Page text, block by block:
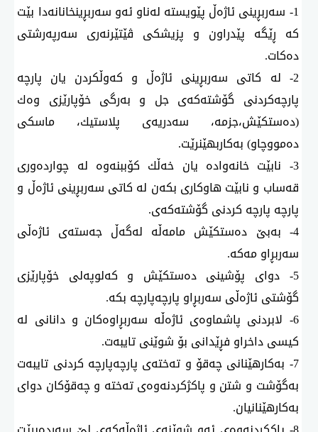
1- سەربڕینی ئاژەڵ پێویستە لەناو ئەو سەربڕینخانانەدا بێت
كە ڕێگە پێدراون و پزیشكی ڤێتێرنەری سەرپەرشتی
دەكات.
2- لە كاتی سەربڕینی ئاژەڵ و كەوڵكردن یان پارچە
پارچەكردنی گۆشتەكەی جل و بەرگی خۆپارێزی وەك
(دەستكێش،جزمە، سەدریەی پلاستیك، ماسكی
دەمووچاو) بەكاربهێنرێت.
3- نابێت خانەوادە یان خەڵك كۆببنەوە لە چواردەوری
قەساب و نابێت هاوكاری بكەن لە كاتی سەربڕینی ئاژەڵ و
پارچە پارچە كردنی گۆشتەكەی.
4- بەبێ دەستكێش مامەڵە لەگەڵ جەستەی ئاژەڵی
سەربڕاو مەكە.
5- دوای پۆشینی دەستكێش و كەلوپەلی خۆپارێزی
گۆشتی ئاژەڵی سەربڕاو پارچەپارچە بكە.
6- لابردنی پاشماوەی ئاژەڵە سەربڕاوەكان و دانانی لە
كیسی داخراو فڕێدانی بۆ شوێنی تایبەت.
7- بەكارهێنانی چەقۆ و تەختەی پارچەپارچە كردنی تایبەت
بەگۆشت و شتن و پاكژكردنەوەی تەختە و چەقۆكان دوای
بەكارهێنانیان.